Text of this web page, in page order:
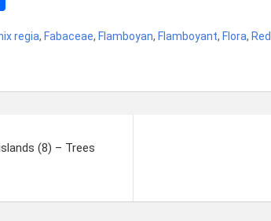
eregia, Fabaceae, Flamboyan, Flamboyant, Flora,
(8) – Trees